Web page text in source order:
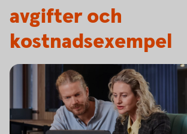
avgifter och
kostnadsexempel